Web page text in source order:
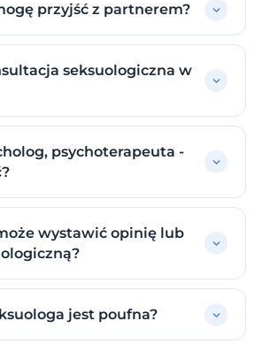
przyjść z partnerem?
seksuologiczna w
psychoterapeuta -
wystawić opinię lub
jest poufna?